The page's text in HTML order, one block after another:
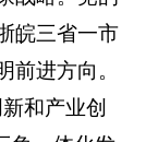
皖三省一市
前进方向。
和产业创